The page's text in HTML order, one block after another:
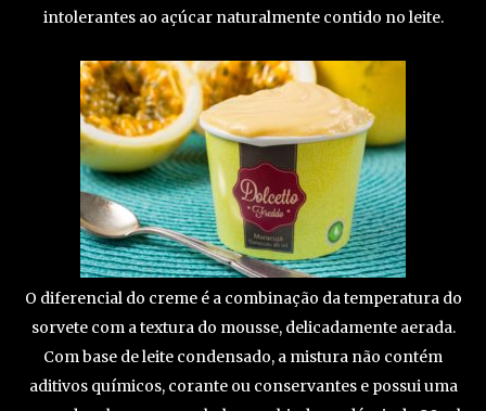
intolerantes ao açúcar naturalmente contido no leite.
O diferencial do creme é a combinação da temperatura do
sorvete com a textura do mousse, delicadamente aerada.
Com base de leite condensado, a mistura não contém
aditivos químicos, corante ou conservantes e possui uma